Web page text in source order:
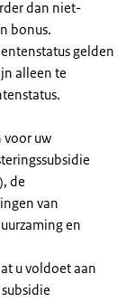
dan niet-
bonus.
gelden
alleen te
voor uw
de
van
en
u voldoet aan